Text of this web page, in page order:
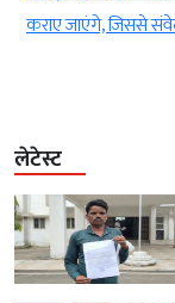
कराए जाएंगे, जिससे
लेटेस्ट